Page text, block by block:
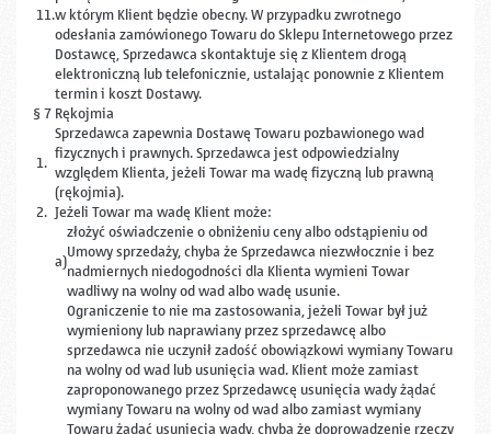
11.w którym Klient będzie obecny. W przypadku zwrotnego
odesłania zamówionego Towaru do Sklepu Internetowego przez
Dostawcę, Sprzedawca skontaktuje się z Klientem drogą
elektroniczną lub telefonicznie, ustalając ponownie z Klientem
termin i koszt Dostawy.
§ 7 Rękojmia
1.
Sprzedawca zapewnia Dostawę Towaru pozbawionego wad
fizycznych i prawnych. Sprzedawca jest odpowiedzialny
względem Klienta, jeżeli Towar ma wadę fizyczną lub prawną
(rękojmia).
2. Jeżeli Towar ma wadę Klient może:
a)
złożyć oświadczenie o obniżeniu ceny albo odstąpieniu od
Umowy sprzedaży, chyba że Sprzedawca niezwłocznie i bez
nadmiernych niedogodności dla Klienta wymieni Towar
wadliwy na wolny od wad albo wadę usunie.
Ograniczenie to nie ma zastosowania, jeżeli Towar był już
wymieniony lub naprawiany przez sprzedawcę albo
sprzedawca nie uczynił zadość obowiązkowi wymiany Towaru
na wolny od wad lub usunięcia wad. Klient może zamiast
zaproponowanego przez Sprzedawcę usunięcia wady żądać
wymiany Towaru na wolny od wad albo zamiast wymiany